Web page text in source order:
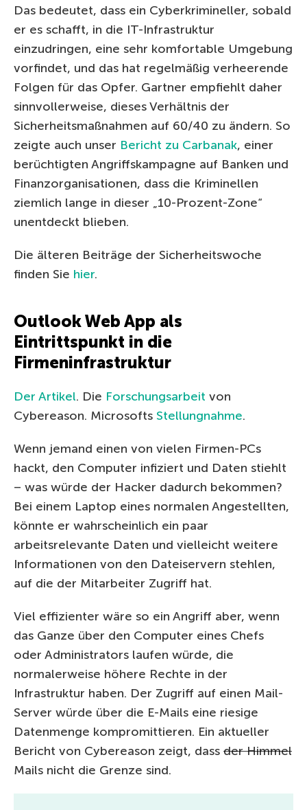
Das bedeutet, dass ein Cyberkrimineller, sobald
er es schafft, in die IT-Infrastruktur
einzudringen, eine sehr komfortable Umgebung
vorfindet, und das hat regelmäßig verheerende
Folgen für das Opfer. Gartner empfiehlt daher
sinnvollerweise, dieses Verhältnis der
Sicherheitsmaßnahmen auf 60/40 zu ändern. So
zeigte auch unser Bericht zu Carbanak, einer
berüchtigten Angriffskampagne auf Banken und
Finanzorganisationen, dass die Kriminellen
ziemlich lange in dieser „10-Prozent-Zone“
unentdeckt blieben.
Die älteren Beiträge der Sicherheitswoche
finden Sie hier.
Outlook Web App als
Eintrittspunkt in die
Firmeninfrastruktur
Der Artikel. Die Forschungsarbeit von
Cybereason. Microsofts Stellungnahme.
Wenn jemand einen von vielen Firmen-PCs
hackt, den Computer infiziert und Daten stiehlt
– was würde der Hacker dadurch bekommen?
Bei einem Laptop eines normalen Angestellten,
könnte er wahrscheinlich ein paar
arbeitsrelevante Daten und vielleicht weitere
Informationen von den Dateiservern stehlen,
auf die der Mitarbeiter Zugriff hat.
Viel effizienter wäre so ein Angriff aber, wenn
das Ganze über den Computer eines Chefs
oder Administrators laufen würde, die
normalerweise höhere Rechte in der
Infrastruktur haben. Der Zugriff auf einen Mail-
Server würde über die E-Mails eine riesige
Datenmenge kompromittieren. Ein aktueller
Bericht von Cybereason zeigt, dass der Himmel
Mails nicht die Grenze sind.